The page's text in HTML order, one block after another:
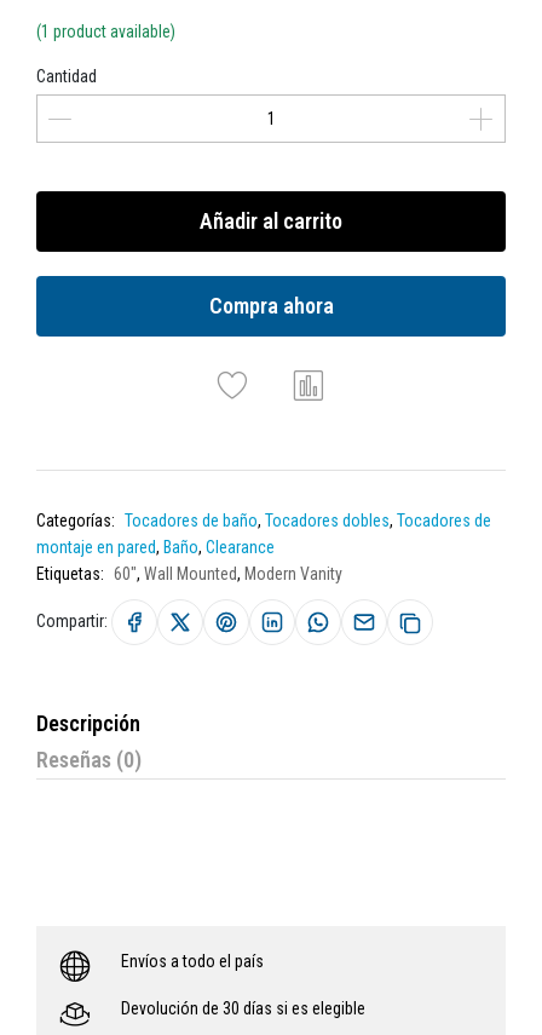
(1 product available)
Cantidad
Añadir al carrito
Compra ahora
Categorías: Tocadores de baño, Tocadores dobles, Tocadores de
montaje en pared, Baño, Clearance
Etiquetas: 60", Wall Mounted, Modern Vanity
Compartir:
Descripción
Reseñas (0)
Envíos a todo el país
Devolución de 30 días si es elegible